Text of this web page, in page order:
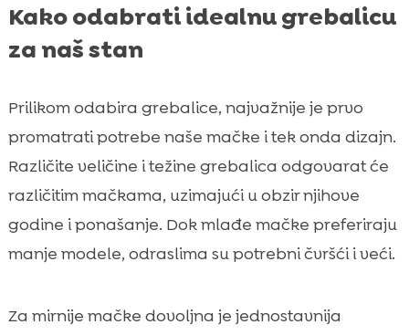
Kako odabrati idealnu grebalicu
za naš stan
Prilikom odabira grebalice, najvažnije je prvo
promatrati potrebe naše mačke i tek onda dizajn.
Različite veličine i težine grebalica odgovarat će
različitim mačkama, uzimajući u obzir njihove
godine i ponašanje. Dok mlađe mačke preferiraju
manje modele, odraslima su potrebni čvršći i veći.
Za mirnije mačke dovoljna je jednostavnija